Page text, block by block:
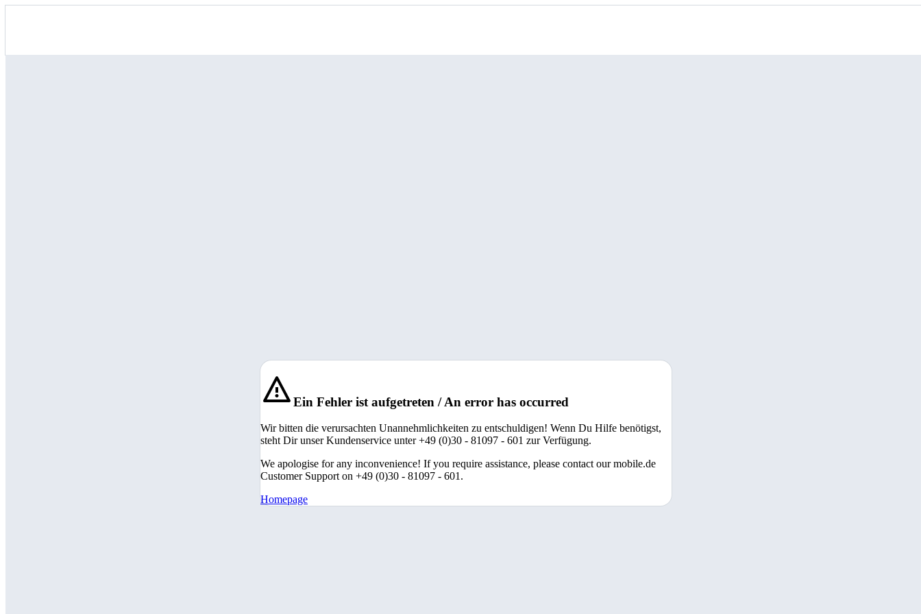
Ein Fehler ist aufgetreten / An error has occurred
Wir bitten die verursachten Unannehmlichkeiten zu entschuldigen! Wenn Du Hilfe benötigst,
steht Dir unser Kundenservice unter +49 (0)30 - 81097 - 601 zur Verfügung.
We apologise for any inconvenience! If you require assistance, please contact our mobile.de
Customer Support on +49 (0)30 - 81097 - 601.
Homepage